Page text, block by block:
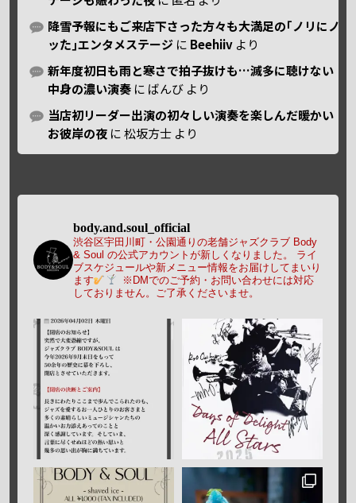
降雪予報にもご来店下さった方々も大満足の｢ノリにノ
ッた｣エンタメステージ に Beehiiv より
新年度初日も雨と寒さで拍子抜けも…滅多に聴けない
中身の濃い演奏 に ばんび より
当店初リーダー出演の初々しい演奏を楽しんだ暖かい
お彼岸の夜 に松坂方士 より
body.and.soul_official
渋谷区宇田川町・公園通りの老舗ジャズクラブ Body
& Soul の公式アカウントが新しくなりました。
ライ
ブスケジュールや新メニュー情報をお届けしてまいり
ます
※DMでのご予約・お問い合わせには対応
しておりません。ご了承くださいませ。